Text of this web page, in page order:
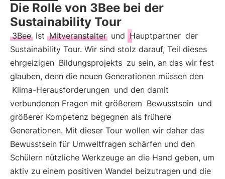
Die Rolle von 3Bee bei der
Sustainability Tour
3Bee ist Mitveranstalter und Hauptpartner der
Sustainability Tour. Wir sind stolz darauf, Teil dieses
ehrgeizigen Bildungsprojekts zu sein, an das wir fest
glauben, denn die neuen Generationen müssen den
Klima-Herausforderungen und den damit
verbundenen Fragen mit größerem Bewusstsein und
größerer Kompetenz begegnen als frühere
Generationen. Mit dieser Tour wollen wir daher das
Bewusstsein für Umweltfragen schärfen und den
Schülern nützliche Werkzeuge an die Hand geben, um
aktiv zu einem positiven Wandel beizutragen und die